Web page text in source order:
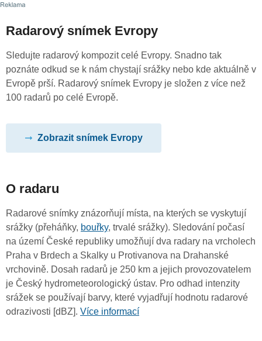
Radarový snímek Evropy
Sledujte radarový kompozit celé Evropy. Snadno tak
poznáte odkud se k nám chystají srážky nebo kde aktuálně v
Evropě prší. Radarový snímek Evropy je složen z více než
100 radarů po celé Evropě.
Zobrazit snímek Evropy
O radaru
Radarové snímky znázorňují místa, na kterých se vyskytují
srážky (přeháňky, bouřky, trvalé srážky). Sledování počasí
na území České republiky umožňují dva radary na vrcholech
Praha v Brdech a Skalky u Protivanova na Drahanské
vrchovině. Dosah radarů je 250 km a jejich provozovatelem
je Český hydrometeorologický ústav. Pro odhad intenzity
srážek se používají barvy, které vyjadřují hodnotu radarové
odrazivosti [dBZ]. Více informací